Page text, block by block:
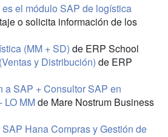
es el módulo SAP de logística
o solicita información de los
(MM + SD) de ERP School
y Distribución) de ERP
a SAP + Consultor SAP en
LO MMde Mare Nostrum Business
Hana Compras y Gestión de